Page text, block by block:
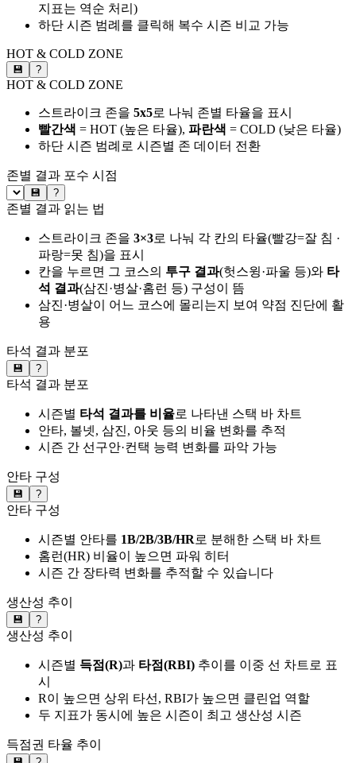
지표는 역순 처리)
하단 시즌 범례를 클릭해 복수 시즌 비교 가능
HOT & COLD ZONE
💾 ?
HOT & COLD ZONE
스트라이크 존을 5x5로 나눠 존별 타율을 표시
빨간색 = HOT (높은 타율), 파란색 = COLD (낮은 타율)
하단 시즌 범례로 시즌별 존 데이터 전환
존별 결과 포수 시점
💾 ?
존별 결과 읽는 법
스트라이크 존을 3×3로 나눠 각 칸의 타율(빨강=잘 침 ·
파랑=못 침)을 표시
칸을 누르면 그 코스의 투구 결과(헛스윙·파울 등)와 타
석 결과(삼진·병살·홈런 등) 구성이 뜸
삼진·병살이 어느 코스에 몰리는지 보여 약점 진단에 활
용
타석 결과 분포
💾 ?
타석 결과 분포
시즌별 타석 결과를 비율로 나타낸 스택 바 차트
안타, 볼넷, 삼진, 아웃 등의 비율 변화를 추적
시즌 간 선구안·컨택 능력 변화를 파악 가능
안타 구성
💾 ?
안타 구성
시즌별 안타를 1B/2B/3B/HR로 분해한 스택 바 차트
홈런(HR) 비율이 높으면 파워 히터
시즌 간 장타력 변화를 추적할 수 있습니다
생산성 추이
💾 ?
생산성 추이
시즌별 득점(R)과 타점(RBI) 추이를 이중 선 차트로 표
시
R이 높으면 상위 타선, RBI가 높으면 클린업 역할
두 지표가 동시에 높은 시즌이 최고 생산성 시즌
득점권 타율 추이